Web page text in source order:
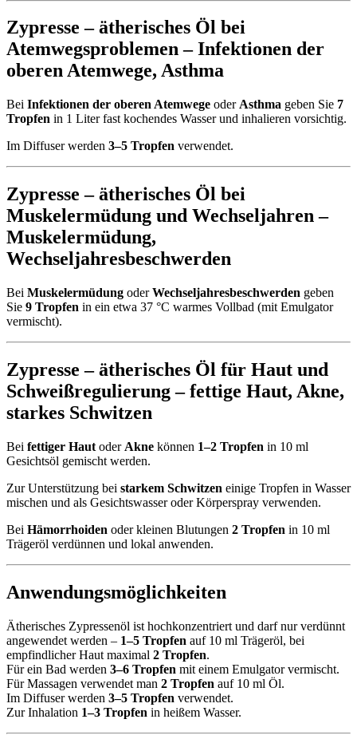
Zypresse – ätherisches Öl bei
Atemwegsproblemen –Infektionen der
oberen Atemwege, Asthma
Bei Infektionen der oberen Atemwege oder Asthma geben Sie 7
Tropfen in 1 Liter fast kochendes Wasser und inhalieren vorsichtig.
Im Diffuser werden 3–5 Tropfen verwendet.
Zypresse – ätherisches Öl bei
Muskelermüdung und Wechseljahren –
Muskelermüdung,
Wechseljahresbeschwerden
Bei Muskelermüdung oderWechseljahresbeschwerden geben
Sie 9 Tropfen in ein etwa 37 °C warmes Vollbad (mit Emulgator
vermischt).
Zypresse – ätherisches Öl für Haut und
Schweißregulierung –fettige Haut, Akne,
starkes Schwitzen
Bei fettiger Haut oder Akne können 1–2 Tropfen in 10 ml
Gesichtsöl gemischt werden.
Zur Unterstützung bei starkem Schwitzen einige Tropfen in Wasser
mischen und als Gesichtswasser oder Körperspray verwenden.
Bei Hämorrhoiden oder kleinen Blutungen 2 Tropfen in 10 ml
Trägeröl verdünnen und lokal anwenden.
Anwendungsmöglichkeiten
Ätherisches Zypressenöl ist hochkonzentriert und darf nur verdünnt
angewendet werden – 1–5 Tropfen auf 10 ml Trägeröl, bei
empfindlicher Haut maximal 2 Tropfen.
Für ein Bad werden 3–6 Tropfen mit einem Emulgator vermischt.
Für Massagen verwendet man 2 Tropfen auf 10 ml Öl.
Im Diffuser werden 3–5 Tropfen verwendet.
Zur Inhalation 1–3 Tropfen in heißem Wasser.